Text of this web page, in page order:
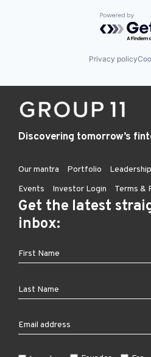
Powered
Privacy policy
Discovering tomorrow’s
Our mantra Portfolio
Events
Investor Login Terms &
Get the latest
inbox: